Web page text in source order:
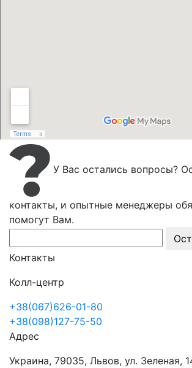
У Вас остались вопросы?
контакты, и опытные менеджеры
помогут Вам.
Контакты
Колл-центр
+38(067)626-01-80
+38(098)127-75-50
Адрес
Украина, 79035, Львов, ул. Зеленая,